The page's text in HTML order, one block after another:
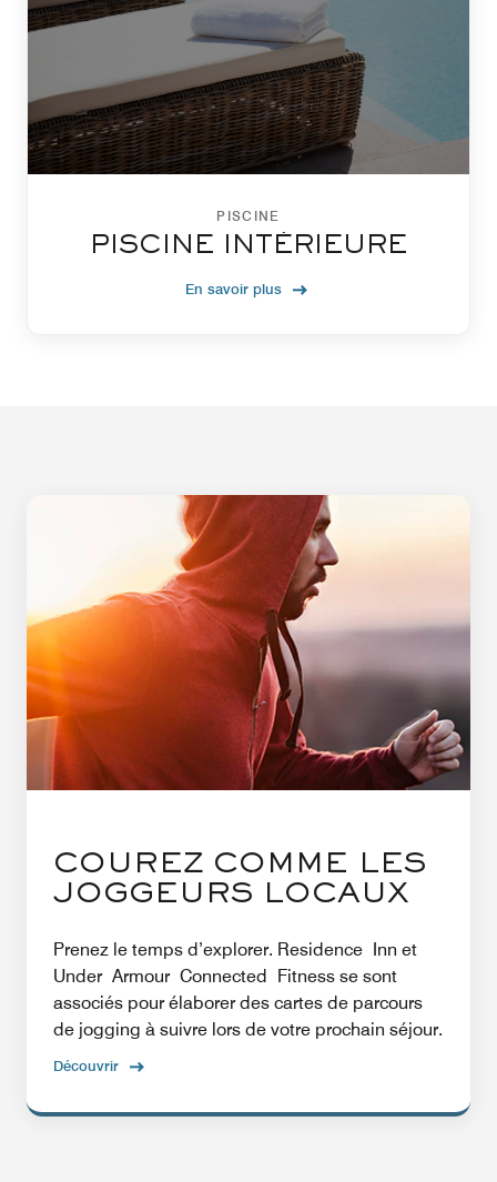
PISCINE
PISCINE INTÉRIEURE
En savoir plus
COUREZ COMME LES
JOGGEURS LOCAUX
Prenez le temps d’explorer. Residence Inn et
Under Armour Connected Fitness se sont
associés pour élaborer des cartes de parcours
de jogging à suivre lors de votre prochain séjour.
Découvrir